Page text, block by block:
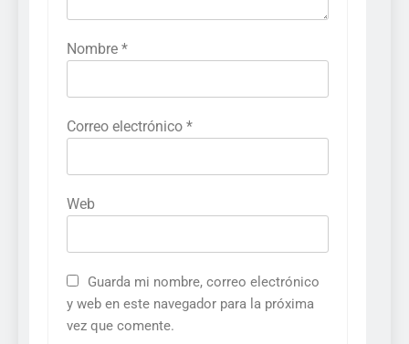
Nombre *
Correo electrónico *
Web
Guarda mi nombre, correo electrónico
y web en este navegador para la próxima
vez que comente.